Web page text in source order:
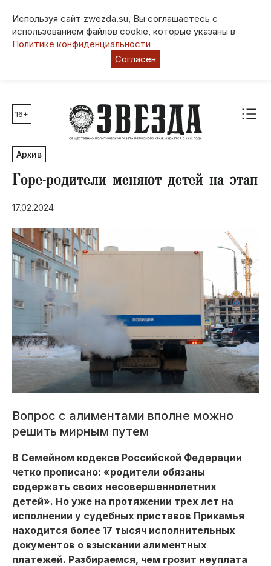
Используя сайт zwezda.su, Вы соглашаетесь с
использованием файлов cookie, которые указаны в
Политике конфиденциальности
Согласен
Главные темы
80 лет Победы
Молодежная столица РФ
СВО
Социальная поддержка
Инфраструктура
Благоустройство
16+
Архив
Горе-родители меняют детей на этап
17.02.2024
Вопрос с алиментами вполне можно
решить мирным путем
В Семейном кодексе Российской Федерации
четко прописано: «родители обязаны
содержать своих несовершеннолетних
детей». Но уже на протяжении трех лет на
исполнении у судебных приставов Прикамья
находится более 17 тысяч исполнительных
документов о взыскании алиментных
платежей. Разбираемся, чем грозит неуплата